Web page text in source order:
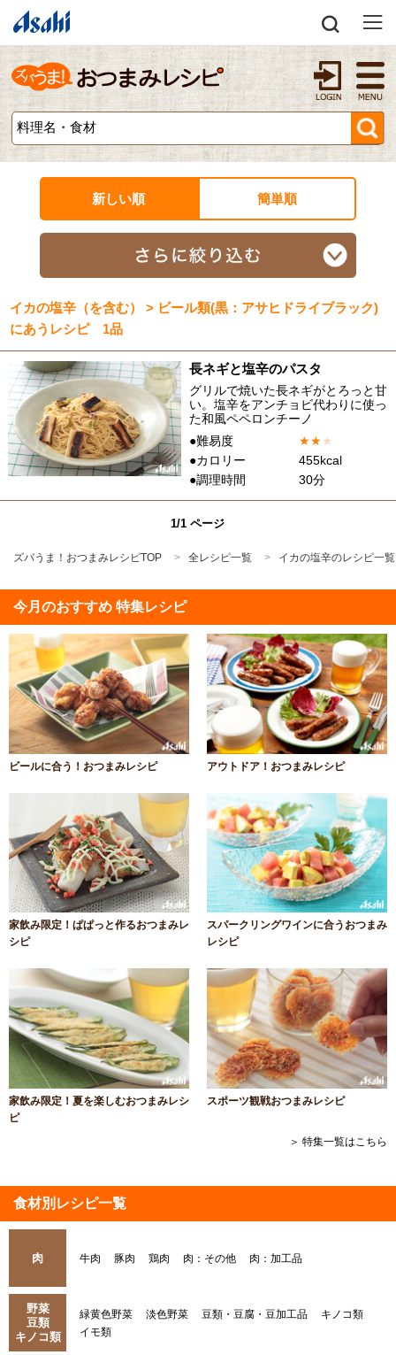
新しい順 簡単順
イカの塩辛（を含む） > ビール類(黒：アサヒドライブラック)
にあうレシピ 1品
長ネギと塩辛のパスタ
グリルで焼いた長ネギがとろっと甘
い。塩辛をアンチョビ代わりに使っ
た和風ペペロンチーノ
●難易度
★★★
●カロリー
455kcal
●調理時間
30分
1/1 ページ
ズバうま！おつまみレシピTOP 全レシピ一覧 イカの塩辛のレシピ一覧
今月のおすすめ 特集レシピ
ビールに合う！おつまみレシピ アウトドア！おつまみレシピ
家飲み限定！ぱぱっと作るおつまみレ
シピ
スパークリングワインに合うおつまみ
レシピ
家飲み限定！夏を楽しむおつまみレシ
ピ
スポーツ観戦おつまみレシピ
＞ 特集一覧はこちら
食材別レシピ一覧
肉 牛肉 豚肉 鶏肉 肉：その他 肉：加工品
野菜
豆類
キノコ類
緑黄色野菜 淡色野菜 豆類・豆腐・豆加工品
キノコ類
イモ類